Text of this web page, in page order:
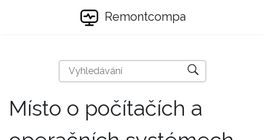
Remontcompa
Místo o počítačích a